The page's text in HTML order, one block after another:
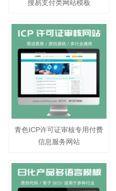
搜易支付类网站模板
青色ICP许可证审核专用付费
信息服务网站